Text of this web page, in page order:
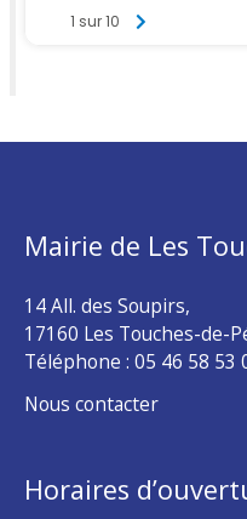
Mairie de Les
14 All. des Soupirs,
17160 Les Touches-de-
Téléphone : 05 46 58 53
Nous contacter
Horaires